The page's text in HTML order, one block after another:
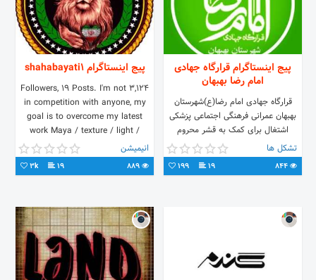
پیج اینستاگرام قرارگاه جهادی
امام رضا بهبهان
قرارگاه جهادی امام رضا(ع)شهرستان
بهبهان عمرانی فرهنگی اجتماعی پزشکی
اشتغال برای کمک به قشر محروم
جامعه به یاری شما نیازمندیم *آنها را به
ما معرفی کنید
تشکل ها
19
199
پیج اینستاگرام shahabayati1
3,124 Followers, 19 Posts. I'm not
in competition with anyone, my
goal is to overcome my latest
work Maya / texture / light /
Arnold / Render
انیمیشن
19
3k